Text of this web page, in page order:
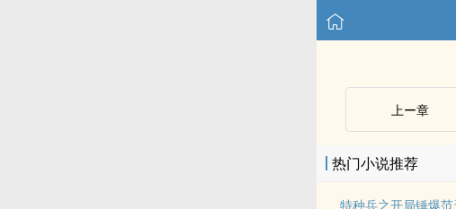
上ー章
热门小说推荐
特种兵之开局锤爆